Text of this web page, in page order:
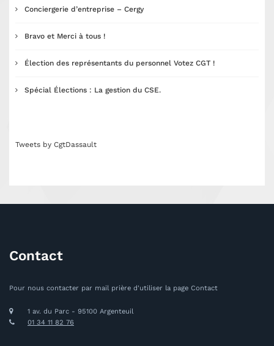
Conciergerie d’entreprise – Cergy
Bravo et Merci à tous !
Élection des représentants du personnel Votez CGT !
Spécial Élections : La gestion du CSE.
Tweets by CgtDassault
Contact
Pour nous contacter par mail prière d'utiliser la page Contact
1 av. du Parc - 95100 Argenteuil
01 34 11 82 76